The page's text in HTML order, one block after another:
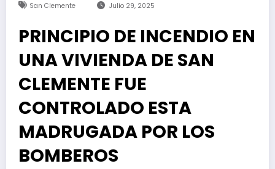
San Clemente Julio 29, 2025
PRINCIPIO DE INCENDIO EN
UNA VIVIENDA DE SAN
CLEMENTE FUE
CONTROLADO ESTA
MADRUGADA POR LOS
BOMBEROS